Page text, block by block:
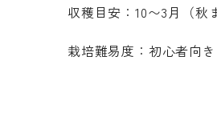
収穫目安：10〜3月（秋
栽培難易度：初心者向き